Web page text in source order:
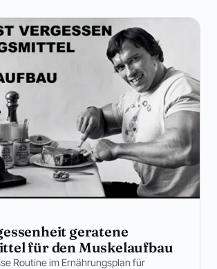
geratene
für den Muskelaufbau
Routine im Ernährungsplan für